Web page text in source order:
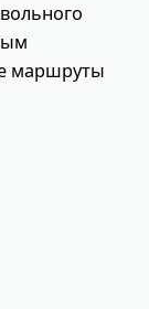
маршруты